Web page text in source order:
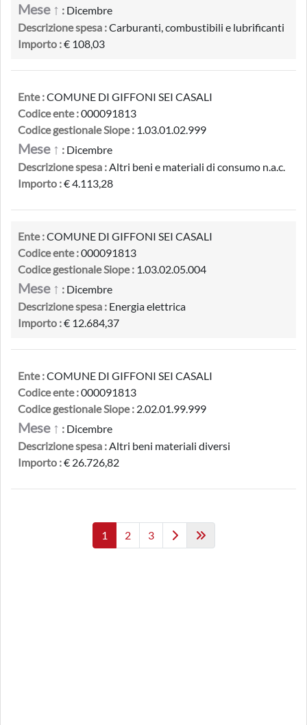
Mese ↑ : Dicembre
Descrizione spesa :Carburanti, combustibili e lubrificanti
Importo :€ 108,03
Ente :COMUNE DI GIFFONI SEI CASALI
Codice ente :000091813
Codice gestionale Siope : 1.03.01.02.999
Mese ↑ : Dicembre
Descrizione spesa :Altri beni e materiali di consumo n.a.c.
Importo :€ 4.113,28
Ente :COMUNE DI GIFFONI SEI CASALI
Codice ente :000091813
Codice gestionale Siope : 1.03.02.05.004
Mese ↑ : Dicembre
Descrizione spesa : Energia elettrica
Importo :€ 12.684,37
Ente :COMUNE DI GIFFONI SEI CASALI
Codice ente :000091813
Codice gestionale Siope : 2.02.01.99.999
Mese ↑ : Dicembre
Descrizione spesa :Altri beni materiali diversi
Importo :€ 26.726,82
1 2 3